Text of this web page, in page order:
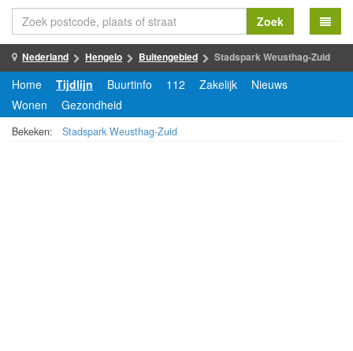
Zoek
Nederland Hengelo Buitengebied Stadspark Weusthag-Zuid
Home Tijdlijn Buurtinfo 112 Zakelijk
Nieuws
Wonen
Gezondheid
Bekeken: Stadspark Weusthag-Zuid